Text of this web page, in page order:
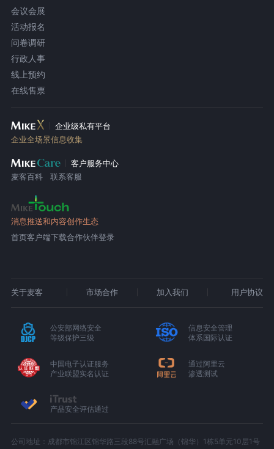
会议会展
活动报名
问卷调研
行政人事
线上预约
在线售票
企业级私有平台
企业全场景信息收集
客户服务中心
麦客百科
联系客服
消息推送和内容创作生态
首页客户端下载合作伙伴登录
关于麦客 市场合作 加入我们 用户协议
公安部网络安全
等级保护三级
信息安全管理
体系国际认证
中国电子认证服务
产业联盟实名认证
通过阿里云
渗透测试
产品安全评估通过
公司地址：成都市锦江区锦华路三段88号汇融广场（锦华）1栋5单元10层1号